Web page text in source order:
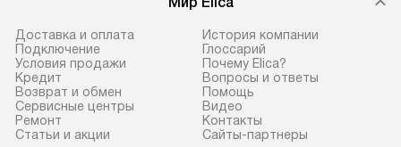
доставки доставит упакованный
прибор до двери или прихожей.
Если необходимо переместить
прибор до места установки,
пожалуйста, предварительно
уточните это с менеджером.
За данную услугу взимается
к воде, крана и
Доставка и оплата
Подключение
Условия продажи
Кредит
Возврат и обмен
Сервисные центры
Ремонт
Статьи и акции
История компании
Глоссарий
Почему Elica?
Вопросы и ответы
Помощь
Видео
Контакты
Сайты-партнеры